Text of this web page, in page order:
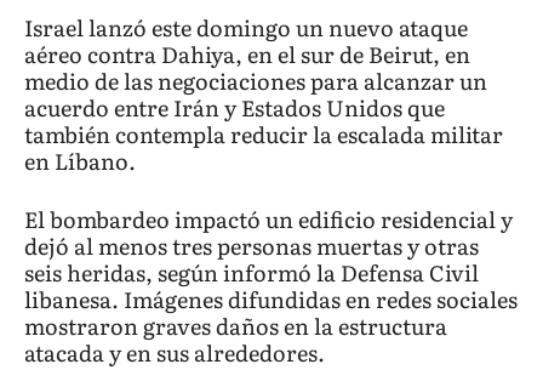
Israel lanzó este domingo un nuevo ataque
aéreo contra Dahiya, en el sur de Beirut, en
medio de las negociaciones para alcanzar un
acuerdo entre Irán y Estados Unidos que
también contempla reducir la escalada militar
en Líbano.
El bombardeo impactó un edificio residencial y
dejó al menos tres personas muertas y otras
seis heridas, según informó la Defensa Civil
libanesa. Imágenes difundidas en redes sociales
mostraron graves daños en la estructura
atacada y en sus alrededores.